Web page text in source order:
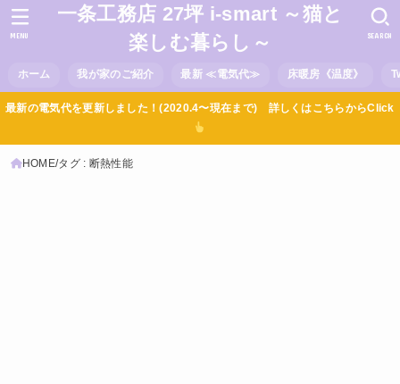
一条工務店 27坪 i-smart ～猫と
楽しむ暮らし～
ホーム 我が家のご紹介 最新 ≪電気代≫ 床暖房《温度》
SEARCH
MENU
最新の電気代を更新しました！(2020.4〜現在まで) 詳しくはこちらからClick
HOME タグ : 断熱性能